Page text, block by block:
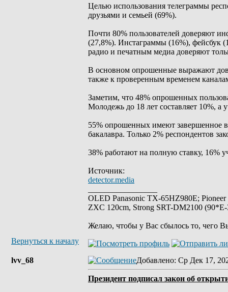
Целью использования телеграммы
друзьями и семьей (69%).
Почти 80% пользователей доверяют
(27,8%). Инстаграммы (16%), фейсбук
радио и печатным медиа доверяют
В основном опрошенные выражают
также к проверенным временем
Заметим, что 48% опрошенных
Молодежь до 18 лет составляет 10%, а
55% опрошенных имеют завершенное
бакалавра. Только 2% респондентов
38% работают на полную ставку, 16%
Источник:
detector.media
OLED Panasonic TX-65HZ980E;
ZXC 120cm, Strong SRT-DM2100
Желаю, чтобы у Вас сбылось то, чего
Вернуться к началу
lvv_68 Добавлено: Ср Дек 17,
Президент подписал закон об